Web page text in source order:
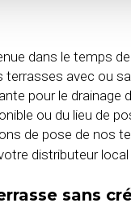
dans le temps
avec ou
pour le drainage
ou du lieu de
de pose de nos
distributeur
sans